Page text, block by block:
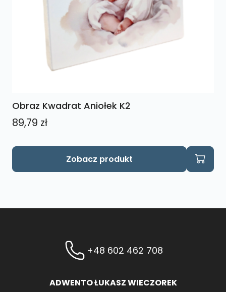
Obraz Kwadrat Aniołek K2
89,79 zł
Zobacz produkt
+48 602 462 708
ADWENTO ŁUKASZ WIECZOREK